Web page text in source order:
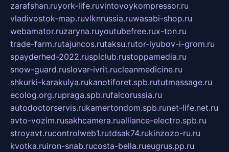
zarafshan.ruyork-life.ruvintovoykompressor.ru
vladivostok-map.ruvlknrussia.ruwasabi-shop.ru
webamator.ruzaryna.ruyoutubefree.rux-ton.ru
trade-farm.rutajuncos.rutaksu.rutor-lyubov-i-grom.ru
spayderhed-2022.rusplclub.rustoppamedia.ru
snow-guard.ruslovar-ivrit.rucleanmedicine.ru
shkurki-karakulya.rukanotiforet.spb.rututmassage.ru
ecolog.org.rupraga.spb.rufalcorussia.ru
autodoctorservis.rukamertondom.spb.runet-life.net.ru
avto-vozim.rusakhcamera.rualliance-electro.spb.ru
stroyavt.rucontrolweb1.rutdsak74.rukinzozo-ru.ru
kvotka.ruiron-snab.rucosta-bella.rueugrus.pp.ru